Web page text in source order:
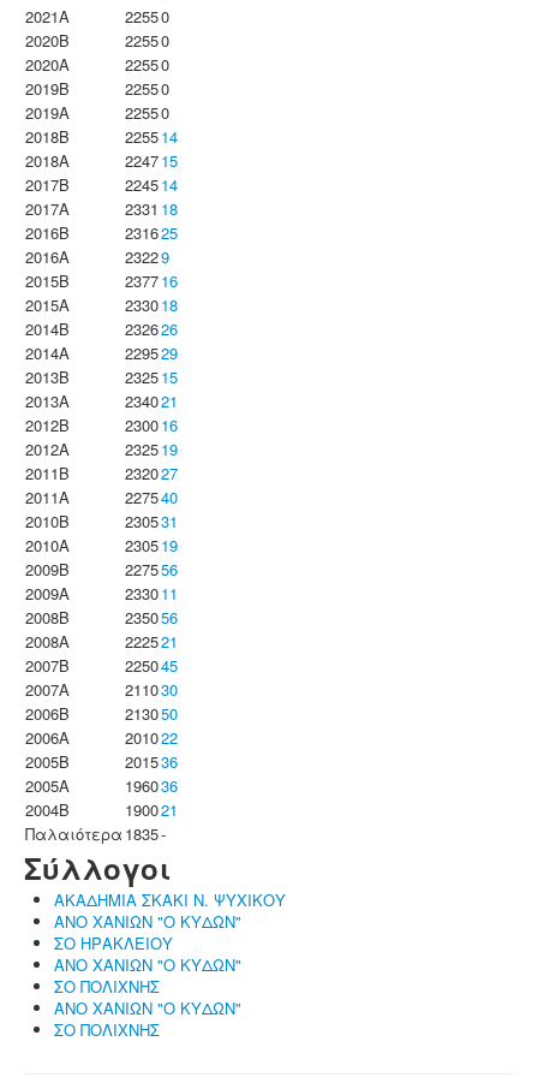
2021A
22550
2020B
22550
2020A
22550
2019B
22550
2019A
22550
2018B
225514
2018A
224715
2017B
224514
2017A
2331 18
2016B
231625
2016A
23229
2015B
237716
2015A
233018
2014B
232626
2014A
229529
2013B
232515
2013A
234021
2012B
230016
2012A
232519
2011B
232027
2011A
227540
2010B
230531
2010A
230519
2009B
227556
2009A
233011
2008B
235056
2008A
222521
2007B
225045
2007A
211030
2006B
213050
2006A
201022
2005B
201536
2005A
196036
2004B
190021
Παλαιότερα 1835-
Σύλλογοι
ΑΚΑΔΗΜΙΑ ΣΚΑΚΙ Ν. ΨΥΧΙΚΟΥ
ΑΝΟ ΧΑΝΙΩΝ "Ο ΚΥΔΩΝ"
ΣΟ ΗΡΑΚΛΕΙΟΥ
ΑΝΟ ΧΑΝΙΩΝ "Ο ΚΥΔΩΝ"
ΣΟ ΠΟΛΙΧΝΗΣ
ΑΝΟ ΧΑΝΙΩΝ "Ο ΚΥΔΩΝ"
ΣΟ ΠΟΛΙΧΝΗΣ